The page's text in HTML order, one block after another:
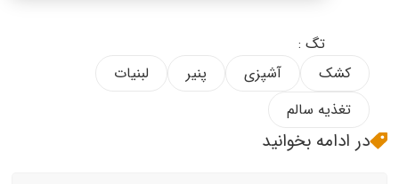
تگ :
کشک
آشپزی پنیر
لبنیات
تغذیه سالم
در ادامه بخوانید